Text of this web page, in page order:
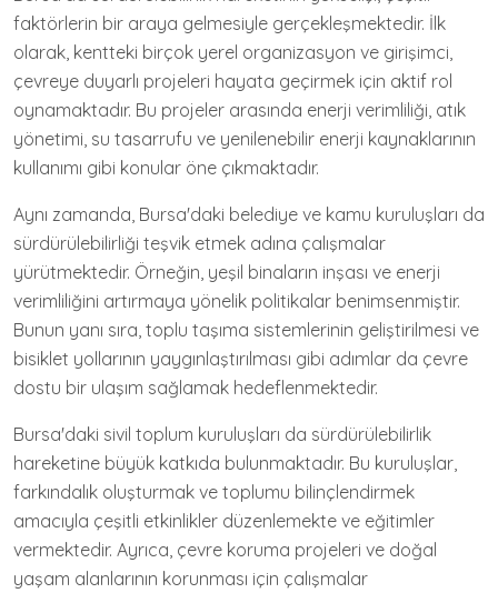
faktörlerin bir araya gelmesiyle gerçekleşmektedir. İlk
olarak, kentteki birçok yerel organizasyon ve girişimci,
çevreye duyarlı projeleri hayata geçirmek için aktif rol
oynamaktadır. Bu projeler arasında enerji verimliliği, atık
yönetimi, su tasarrufu ve yenilenebilir enerji kaynaklarının
kullanımı gibi konular öne çıkmaktadır.
Aynı zamanda, Bursa'daki belediye ve kamu kuruluşları da
sürdürülebilirliği teşvik etmek adına çalışmalar
yürütmektedir. Örneğin, yeşil binaların inşası ve enerji
verimliliğini artırmaya yönelik politikalar benimsenmiştir.
Bunun yanı sıra, toplu taşıma sistemlerinin geliştirilmesi ve
bisiklet yollarının yaygınlaştırılması gibi adımlar da çevre
dostu bir ulaşım sağlamak hedeflenmektedir.
Bursa'daki sivil toplum kuruluşları da sürdürülebilirlik
hareketine büyük katkıda bulunmaktadır. Bu kuruluşlar,
farkındalık oluşturmak ve toplumu bilinçlendirmek
amacıyla çeşitli etkinlikler düzenlemekte ve eğitimler
vermektedir. Ayrıca, çevre koruma projeleri ve doğal
yaşam alanlarının korunması için çalışmalar